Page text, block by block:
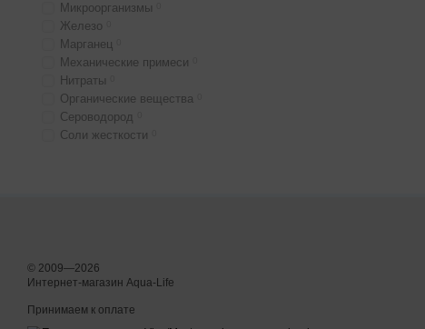
Микроорганизмы
Железо
Марганец
Механические примеси
Нитраты
Органические вещества
Сероводород
Соли жесткости
© 2009—2026
Интернет-магазин Aqua-Life
Принимаем к оплате